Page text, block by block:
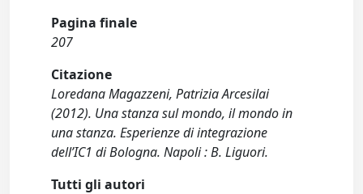
Pagina finale
207
Citazione
Loredana Magazzeni, Patrizia Arcesilai
(2012). Una stanza sul mondo, il mondo in
una stanza. Esperienze di integrazione
dell’IC1 di Bologna. Napoli : B. Liguori.
Tutti gli autori